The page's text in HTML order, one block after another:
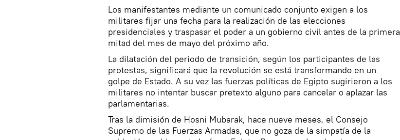
Los manifestantes mediante un comunicado conjunto exigen a los
militares fijar una fecha para la realización de las elecciones
presidenciales y traspasar el poder a un gobierno civil antes de la primera
mitad del mes de mayo del próximo año.
La dilatación del periodo de transición, según los participantes de las
protestas, significará que la revolución se está transformando en un
golpe de Estado. A su vez las fuerzas políticas de Egipto sugirieron a los
militares no intentar buscar pretexto alguno para cancelar o aplazar las
parlamentarias.
Tras la dimisión de Hosni Mubarak, hace nueve meses, el Consejo
Supremo de las Fuerzas Armadas, que no goza de la simpatía de la